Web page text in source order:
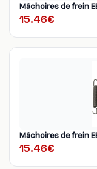
Mâchoires de frein
15.46€
Mâchoires de frein
15.46€